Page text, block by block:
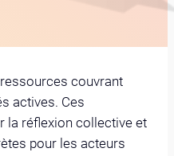
couvrant
actives. Ces
la réflexion collective et
pour les acteurs